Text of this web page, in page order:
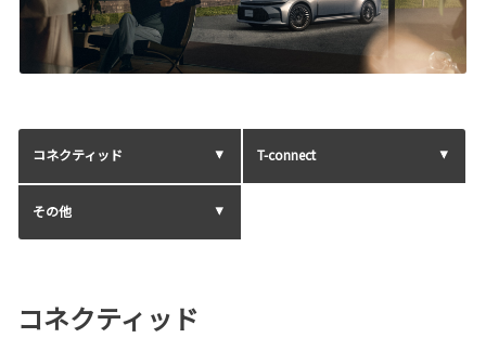
コネクティッド T-connect
その他
コネクティッド